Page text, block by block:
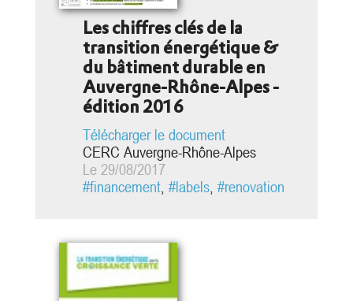
Les chiffres clés de la
transition énergétique &
du bâtiment durable en
Auvergne-Rhône-Alpes -
édition 2016
Télécharger le document
CERC Auvergne-Rhône-Alpes
Le 29/08/2017
#financement, #labels, #renovation